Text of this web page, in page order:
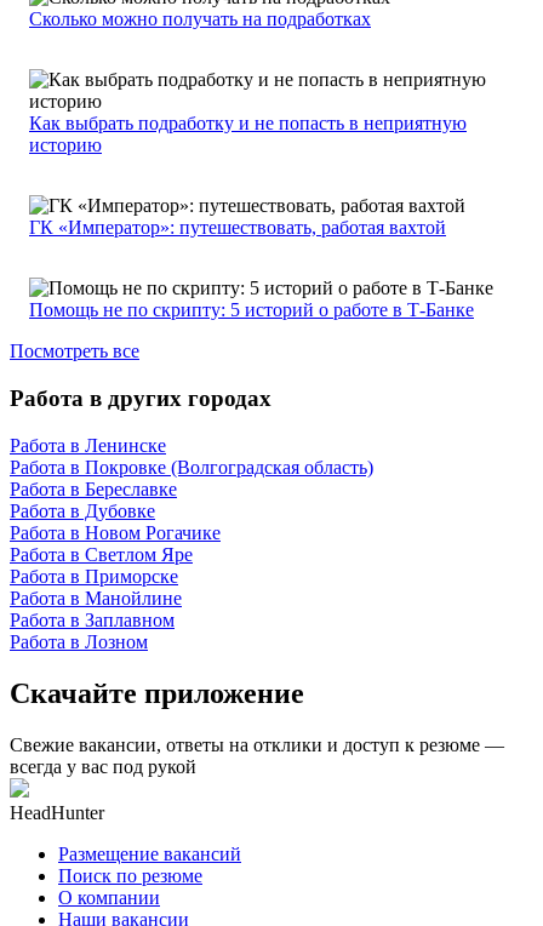
Сколько можно получать на подработках
Как выбрать подработку и не попасть в неприятную
историю
ГК «Император»: путешествовать, работая вахтой
Помощь не по скрипту: 5 историй о работе в Т-Банке
Посмотреть все
Работа в других городах
Работа в Ленинске
Работа в Покровке (Волгоградская область)
Работа в Береславке
Работа в Дубовке
Работа в Новом Рогачике
Работа в Светлом Яре
Работа в Приморске
Работа в Манойлине
Работа в Заплавном
Работа в Лозном
Скачайте приложение
Свежие вакансии, ответы на отклики и доступ к резюме —
всегда у вас под рукой
HeadHunter
Размещение вакансий
Поиск по резюме
О компании
Наши вакансии